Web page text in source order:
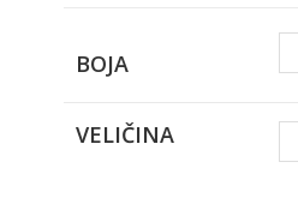
BOJA
VELIČINA